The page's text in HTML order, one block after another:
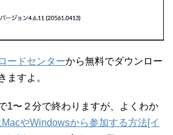
ードセンターから無料でダウンロー
ますよ。
1〜２分で終わりますが、よくわか
やWindowsから参加する方法[イ